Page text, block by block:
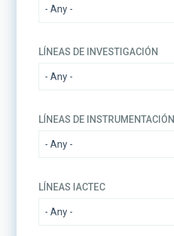
LÍNEAS DE INVESTIGACIÓN
LÍNEAS DE INSTRUMENTACIÓN
LÍNEAS IACTEC